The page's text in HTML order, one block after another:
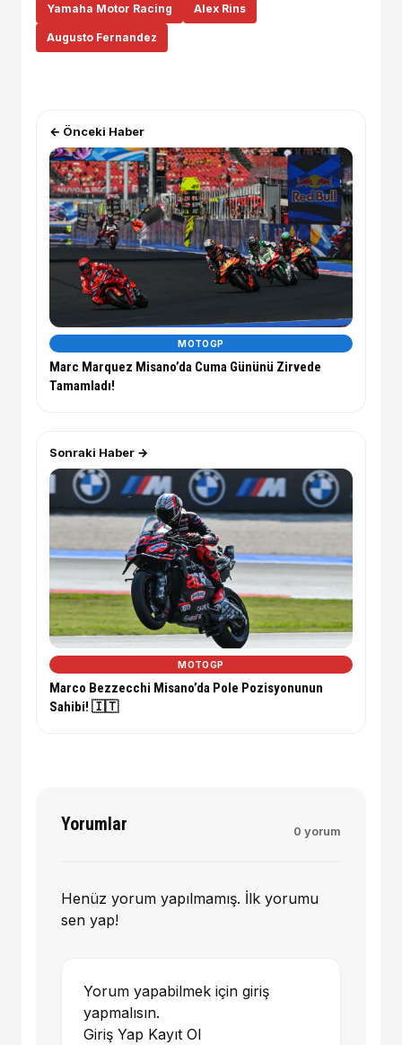
Yamaha Motor Racing Alex Rins
Augusto Fernandez
← Önceki Haber
MOTOGP
Marc Marquez Misano’da Cuma Gününü Zirvede
Tamamladı!
Sonraki Haber →
MOTOGP
Marco Bezzecchi Misano’da Pole Pozisyonunun
Sahibi! 🇮🇹
Yorumlar 0 yorum
Henüz yorum yapılmamış. İlk yorumu
sen yap!
Yorum yapabilmek için giriş
yapmalısın.
Giriş Yap Kayıt Ol